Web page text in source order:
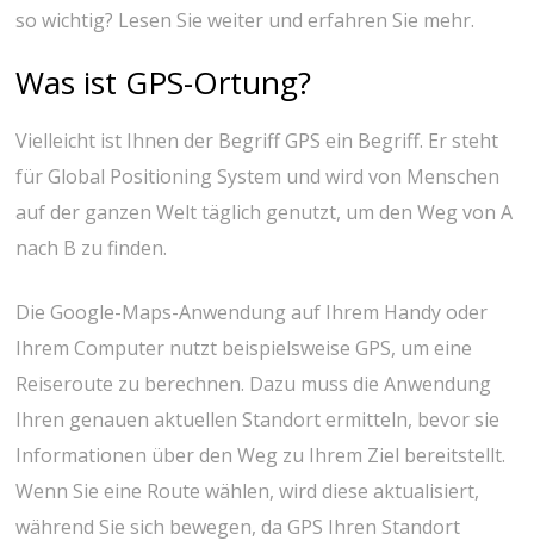
so wichtig? Lesen Sie weiter und erfahren Sie mehr.
Was ist GPS-Ortung?
Vielleicht ist Ihnen der Begriff GPS ein Begriff. Er steht
für Global Positioning System und wird von Menschen
auf der ganzen Welt täglich genutzt, um den Weg von A
nach B zu finden.
Die Google-Maps-Anwendung auf Ihrem Handy oder
Ihrem Computer nutzt beispielsweise GPS, um eine
Reiseroute zu berechnen. Dazu muss die Anwendung
Ihren genauen aktuellen Standort ermitteln, bevor sie
Informationen über den Weg zu Ihrem Ziel bereitstellt.
Wenn Sie eine Route wählen, wird diese aktualisiert,
während Sie sich bewegen, da GPS Ihren Standort